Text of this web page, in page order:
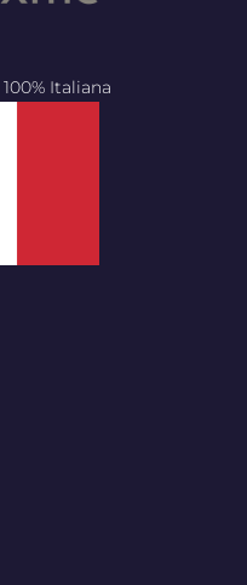
Italiana